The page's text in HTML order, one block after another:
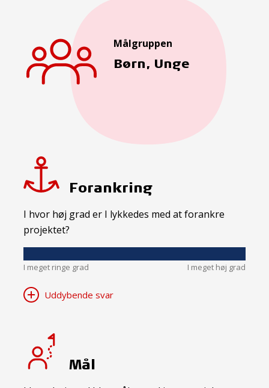
Målgruppen
Børn, Unge
Forankring
I hvor høj grad er I lykkedes med at forankre
projektet?
I meget ringe grad I meget høj grad
Uddybende svar
Mål